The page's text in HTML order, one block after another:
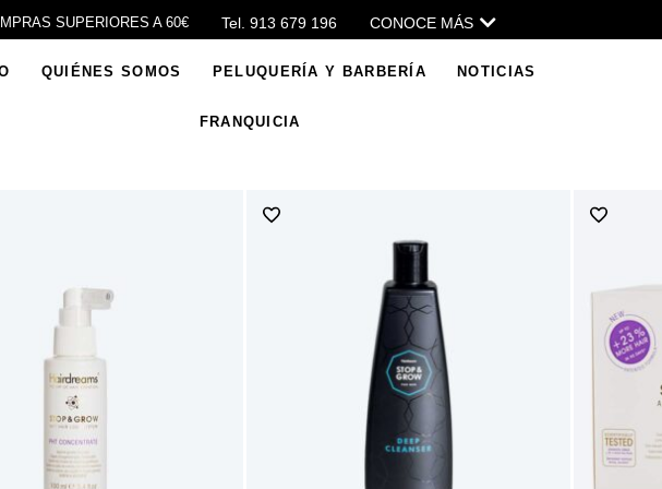
SUPERIORES A 60€ Tel. 913 679 196 CONOCE MÁS
QUIÉNES SOMOS PELUQUERÍA Y BARBERÍA NOTICIAS
FRANQUICIA